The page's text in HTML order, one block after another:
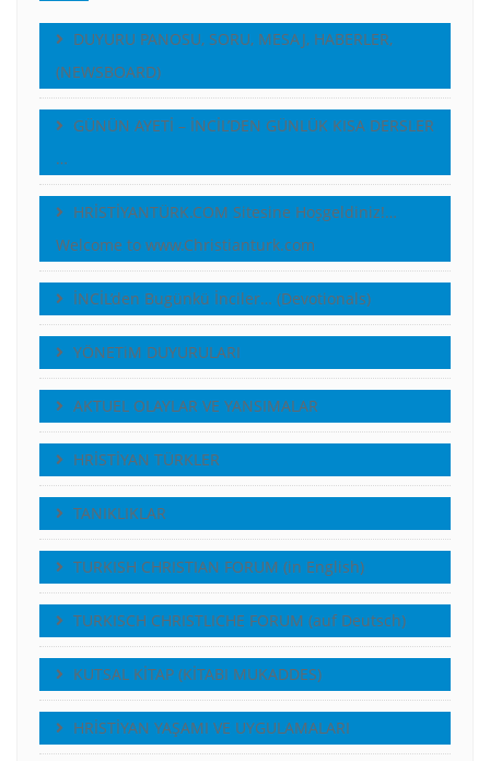
DUYURU PANOSU, SORU, MESAJ, HABERLER,
(NEWSBOARD)
GÜNÜN AYETİ – İNCİL’DEN GÜNLÜK KISA DERSLER
…
HRİSTİYANTÜRK.COM Sitesine Hoşgeldiniz!…
Welcome to www.Christianturk.com
İNCİL’den Bugünkü İnciler… (Devotionals)
YÖNETiM DUYURULARI
AKTUEL OLAYLAR VE YANSIMALAR
HRİSTİYAN TÜRKLER
TANIKLIKLAR
TURKISH CHRISTIAN FORUM (in English)
TURKISCH CHRISTLICHE FORUM (auf Deutsch)
KUTSAL KİTAP (KİTABI MUKADDES)
HRİSTİYAN YAŞAMI VE UYGULAMALARI